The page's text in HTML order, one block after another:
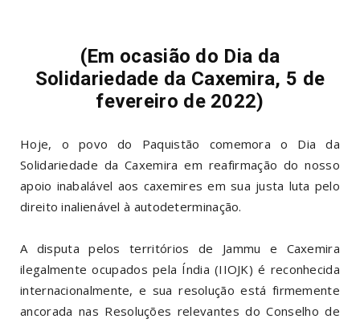
(Em ocasião do Dia da
Solidariedade da Caxemira, 5 de
fevereiro de 2022)
Hoje, o povo do Paquistão comemora o Dia da
Solidariedade da Caxemira em reafirmação do nosso
apoio inabalável aos caxemires em sua justa luta pelo
direito inalienável à autodeterminação.
A disputa pelos territórios de Jammu e Caxemira
ilegalmente ocupados pela Índia (IIOJK) é reconhecida
internacionalmente, e sua resolução está firmemente
ancorada nas Resoluções relevantes do Conselho de